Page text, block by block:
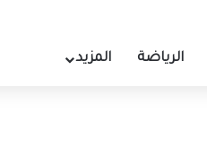
الرياضة المزيد